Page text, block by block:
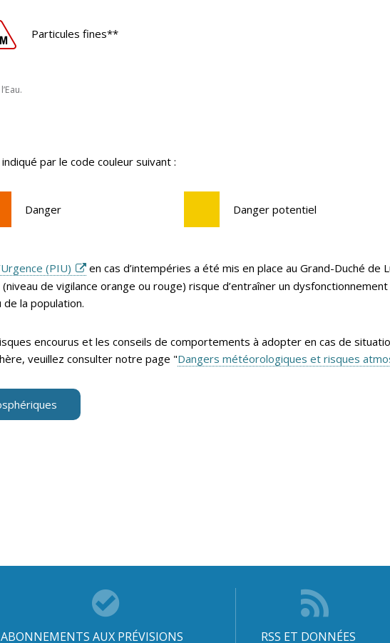
Particules fines**
par le code couleur suivant :
Danger Danger potentiel
(PIU)
en cas d’intempéries a été mis en place au Grand-Duché de
de vigilance orange ou rouge) risque d’entraîner un
la population.
encourus et les conseils de comportements à adopter en cas de
veuillez consulter notre page "Dangers météorologiques et risques
ABONNEMENTS AUX PRÉVISIONS RSS ET DONNÉES